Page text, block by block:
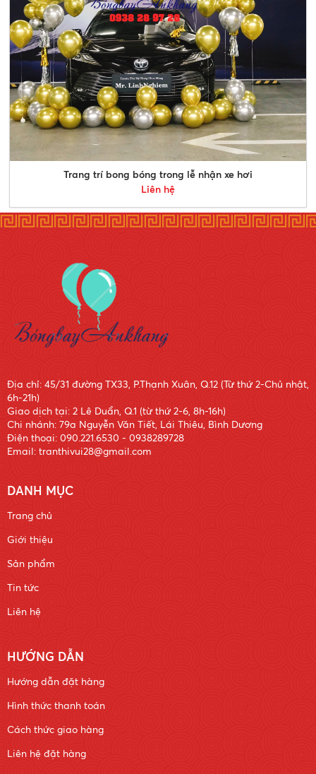
Trang trí bong bóng trong lễ nhận xe hơi
Liên hệ
Địa chỉ: 45/31 đường TX33, P.Thạnh Xuân, Q.12 (Từ thứ 2-Chủ nhật,
6h-21h)
Giao dịch tại: 2 Lê Duẩn, Q.1 (từ thứ 2-6, 8h-16h)
Chi nhánh: 79a Nguyễn Văn Tiết, Lái Thiêu, Bình Dương
Điện thoại: 090.221.6530 - 0938289728
Email: tranthivui28@gmail.com
DANH MỤC
Trang chủ
Giới thiệu
Sản phẩm
Tin tức
Liên hệ
HƯỚNG DẪN
Hướng dẫn đặt hàng
Hình thức thanh toán
Cách thức giao hàng
Liên hệ đặt hàng